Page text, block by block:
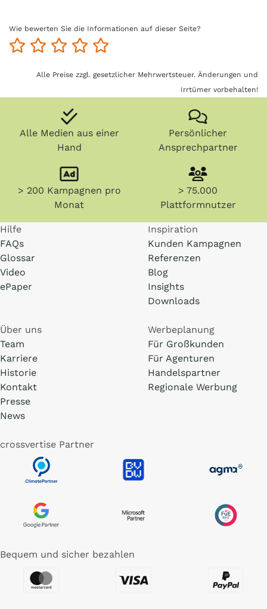
Wie bewerten Sie die Informationen auf dieser Seite?
Alle Preise zzgl. gesetzlicher Mehrwertsteuer. Änderungen und
Irrtümer vorbehalten!
Alle Medien aus einer
Hand
Persönlicher
Ansprechpartner
> 200 Kampagnen pro
Monat
> 75.000
Plattformnutzer
Hilfe
FAQs
Glossar
Video
ePaper
Inspiration
Kunden Kampagnen
Referenzen
Blog
Insights
Downloads
Über uns
Team
Karriere
Historie
Kontakt
Presse
News
Werbeplanung
Für Großkunden
Für Agenturen
Handelspartner
Regionale Werbung
crossvertise Partner
Bequem und sicher bezahlen